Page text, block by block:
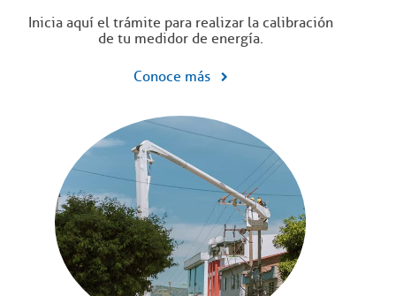
Inicia aquí el trámite para realizar la calibración
de tu medidor de energía.
Conoce más